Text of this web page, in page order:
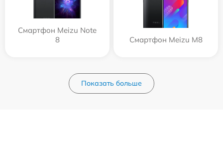
Смартфон Meizu Note
8
Смартфон Meizu M8
Показать больше